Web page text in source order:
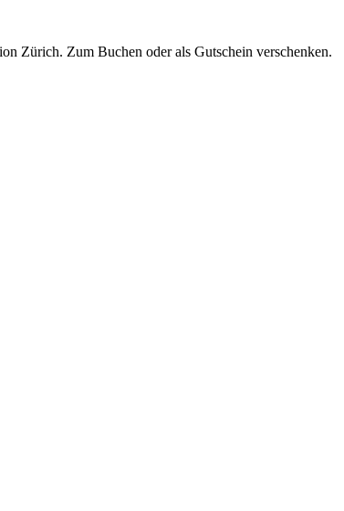
Zürich. Zum Buchen oder als Gutschein verschenken.